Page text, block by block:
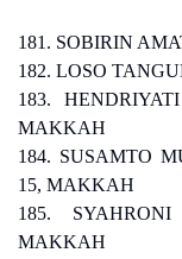
181. SOBIRIN
182. LOSO
183.
MAKKAH
184. SUSAMTO
15, MAKKAH
185.
MAKKAH